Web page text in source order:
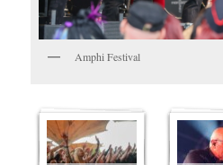
Amphi Festival